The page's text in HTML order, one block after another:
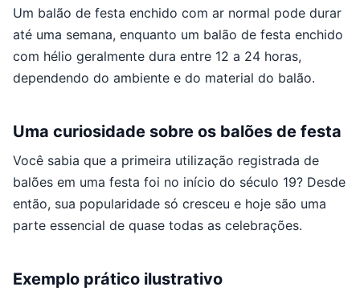
Um balão de festa enchido com ar normal pode durar
até uma semana, enquanto um balão de festa enchido
com hélio geralmente dura entre 12 a 24 horas,
dependendo do ambiente e do material do balão.
Uma curiosidade sobre os balões de festa
Você sabia que a primeira utilização registrada de
balões em uma festa foi no início do século 19? Desde
então, sua popularidade só cresceu e hoje são uma
parte essencial de quase todas as celebrações.
Exemplo prático ilustrativo